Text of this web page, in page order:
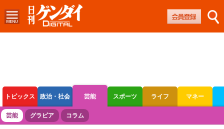
トピックス 政治・社会 芸能 スポーツ ライフ マネー
ボートレース 競輪 オートレース
芸能 グラビア コラム